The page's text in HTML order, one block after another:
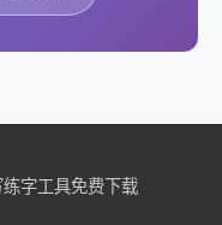
练字工具免费下载